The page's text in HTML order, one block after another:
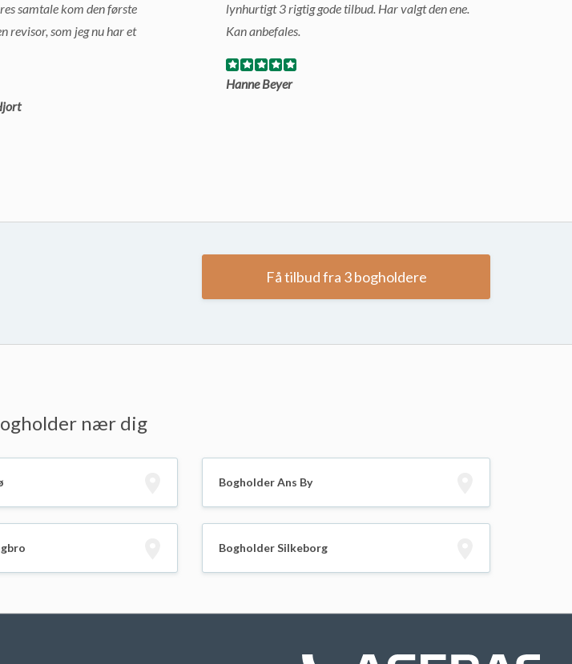
samtale kom den første
revisor, som jeg nu har et
lynhurtigt 3 rigtig gode tilbud. Har valgt den ene.
Kan anbefales.
Hanne Beyer
Få tilbud fra 3 bogholdere
nær dig
Bogholder Ans By
Bogholder Silkeborg